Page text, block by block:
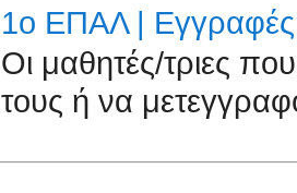
1ο ΕΠΑΛ | Εγγραφές
Οι μαθητές/τριες
τους ή να